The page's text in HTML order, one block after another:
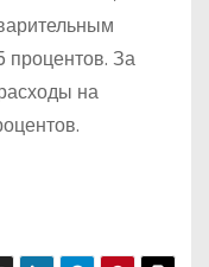
процентов. За
на